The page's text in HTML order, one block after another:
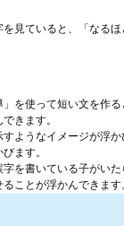
見ていると、「なるほ
を使って短い文を作る
きます。
ようなイメージが浮か
ます。
を書いている子がい
ことが浮かんできます